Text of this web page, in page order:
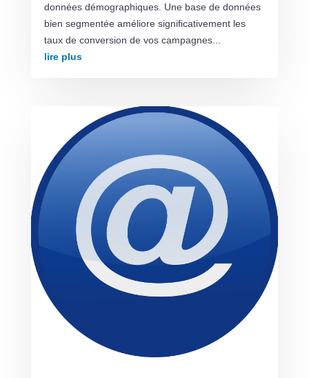
données démographiques. Une base de données
bien segmentée améliore significativement les
taux de conversion de vos campagnes...
lire plus